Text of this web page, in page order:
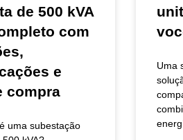
de 500 kVA
com
e
compra
uma subestação
Uma